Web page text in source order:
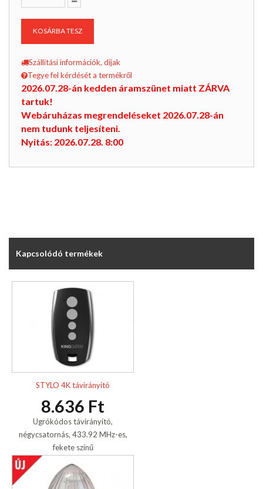
KOSÁRBA TESZ
Szállítási információk, díjak
Tegye fel kérdését a termékről
2026.07.28-án kedden áramszünet miatt ZÁRVA
tartuk!
Webáruházas megrendeléseket 2026.07.28-án
nem tudunk teljesíteni.
Nyitás: 2026.07.28. 8:00
Kapcsolódó termékek
STYLO 4K távirányító
8.636 Ft
Ugrókódos távirányító,
négycsatornás, 433.92 MHz-es,
fekete színű